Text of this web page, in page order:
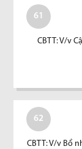
61
CBTT: V/v
62
CBTT: V/v Bổ